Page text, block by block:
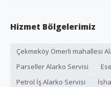
Hizmet Bölgelerimiz
Çekmeköy Ömerli mahallesi
Parseller Alarko Servisi
Petrol İş Alarko Servisi